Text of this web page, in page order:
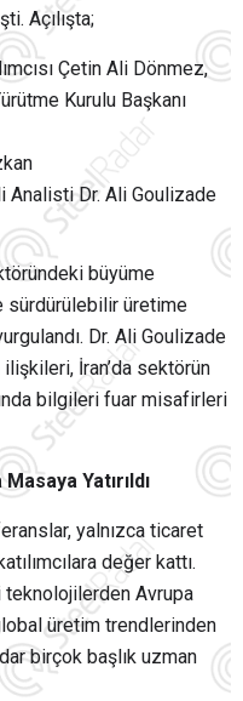
Açılışta;
Çetin Ali Dönmez,
Kurulu Başkanı
Analisti Dr. Ali Goulizade
büyüme
sürdürülebilir üretime
Dr. Ali Goulizade
İran’da sektörün
bilgileri fuar misafirleri
Yatırıldı
yalnızca ticaret
değer kattı.
Avrupa
üretim trendlerinden
birçok başlık uzman